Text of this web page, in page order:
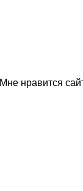
Мне нравится